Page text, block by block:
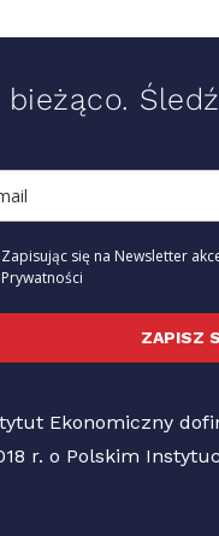
Zapisując się na Newsletter
Prywatności
ZAPISZ
Ekonomiczny
r. o Polskim